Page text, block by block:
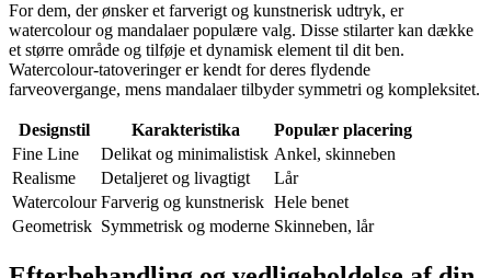
For dem, der ønsker et farverigt og kunstnerisk udtryk, er
watercolour og mandalaer populære valg. Disse stilarter kan dække
et større område og tilføje et dynamisk element til dit ben.
Watercolour-tatoveringer er kendt for deres flydende
farveovergange, mens mandalaer tilbyder symmetri og kompleksitet.
Designstil Karakteristika
Populær placering
Fine Line
Delikat og minimalistisk Ankel, skinneben
Realisme
Detaljeret og livagtigt
Lår
Watercolour Farverig og kunstnerisk Hele benet
Geometrisk Symmetrisk og moderne Skinneben, lår